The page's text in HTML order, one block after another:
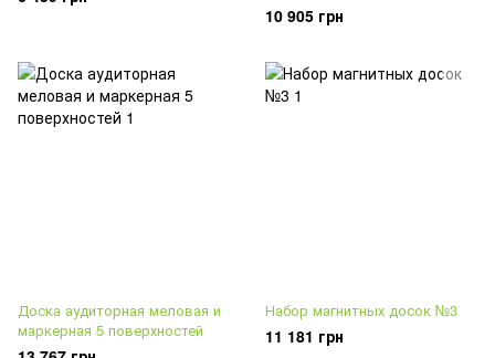
10 905 грн
Доска аудиторная меловая и
маркерная 5 поверхностей
Набор магнитных досок №3
11 181 грн